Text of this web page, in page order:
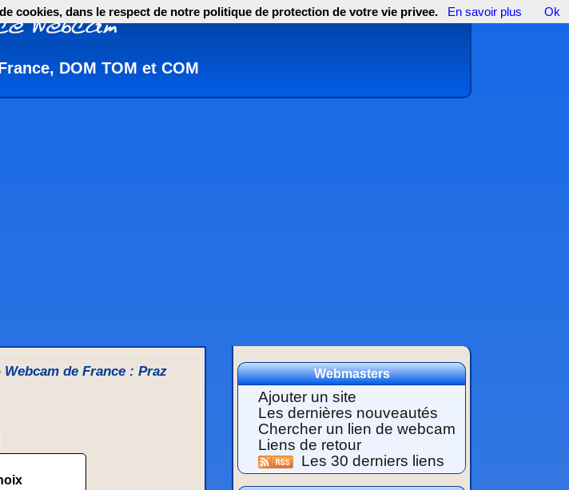
DOM TOM et COM
Webcam de France : Praz
Webmasters
Ajouter un site
Les dernières nouveautés
Chercher un lien de webcam
Liens de retour
Les 30 derniers liens
cookies, dans le respect de notre politique de protection de votre vie privee. En savoir plus Ok